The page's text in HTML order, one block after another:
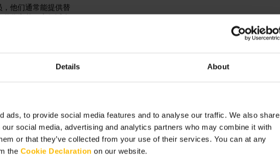
Details About
ads, to provide social media features and to analyse our traffic. We also share
social media, advertising and analytics partners who may combine it with
or that they’ve collected from your use of their services. You can at any
the Cookie Declaration on our website.
他们通常能提供替
分享菜，方便试多